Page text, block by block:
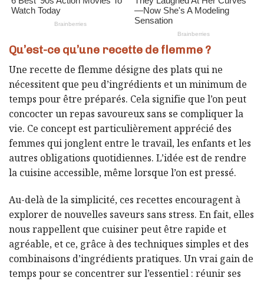
Qu’est-ce qu’une recette de flemme ?
Une recette de flemme désigne des plats qui ne
nécessitent que peu d’ingrédients et un minimum de
temps pour être préparés. Cela signifie que l’on peut
concocter un repas savoureux sans se compliquer la
vie. Ce concept est particulièrement apprécié des
femmes qui jonglent entre le travail, les enfants et les
autres obligations quotidiennes. L’idée est de rendre
la cuisine accessible, même lorsque l’on est pressé.
Au-delà de la simplicité, ces recettes encouragent à
explorer de nouvelles saveurs sans stress. En fait, elles
nous rappellent que cuisiner peut être rapide et
agréable, et ce, grâce à des techniques simples et des
combinaisons d’ingrédients pratiques. Un vrai gain de
temps pour se concentrer sur l’essentiel : réunir ses